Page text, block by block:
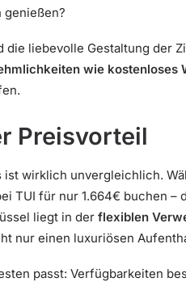
genießen?
die liebevolle Gestaltung der
wie kostenloses
Preisvorteil
ist wirklich unvergleichlich.
TUI für nur 1.664€ buchen
liegt in der flexiblen
nur einen luxuriösen
passt: Verfügbarkeiten